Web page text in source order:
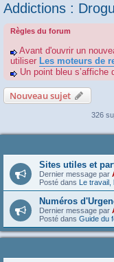
Addictions :
Règles du forum
Avant d'ouvrir un
utiliser Les moteurs de
Un point bleu
Nouveau sujet
326
Sites utiles et
Dernier message par
Posté dans Le travail,
Numéros
Dernier message par
Posté dans Guide du